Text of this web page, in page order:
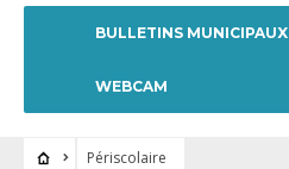
BULLETINS MUNICIPAUX
WEBCAM
Périscolaire